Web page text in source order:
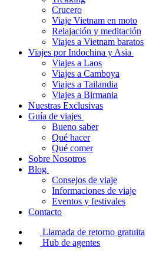
Crucero
Viaje Vietnam en moto
Relajación y meditación
Viajes a Vietnam baratos
Viajes por Indochina y Asia
Viajes a Laos
Viajes a Camboya
Viajes a Tailandia
Viajes a Birmania
Nuestras Exclusivas
Guía de viajes
Bueno saber
Qué hacer
Qué comer
Sobre Nosotros
Blog
Consejos de viaje
Informaciones de viaje
Eventos y festivales
Contacto
Llamada de retorno gratuita
Hub de agentes